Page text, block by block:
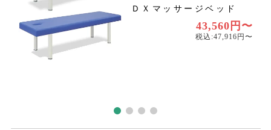
ＤＸマッサージベッド
43,560円〜
税込:47,916円〜